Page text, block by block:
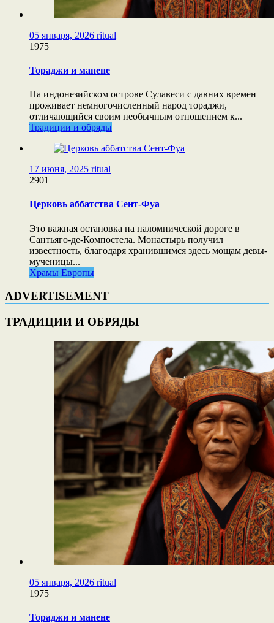
05 января, 2026 ritual
1975
Тораджи и манене
На индонезийском острове Сулавеси с давних времен
проживает немногочисленный народ тораджи,
отличающийся своим необычным отношением к...
Традиции и обряды
17 июня, 2025 ritual
2901
Церковь аббатства Сент-Фуа
Это важная остановка на паломнической дороге в
Сантьяго-де-Компостела. Монастырь получил
известность, благодаря хранившимся здесь мощам девы-
мученицы...
Храмы Европы
ADVERTISEMENT
ТРАДИЦИИ И ОБРЯДЫ
05 января, 2026 ritual
1975
Тораджи и манене